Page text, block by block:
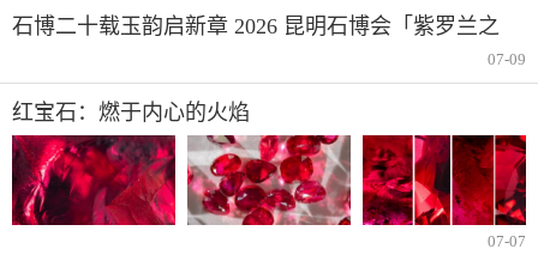
石博二十载玉韵启新章 2026 昆明石博会「紫罗兰之
07-09
红宝石：燃于内心的火焰
07-07